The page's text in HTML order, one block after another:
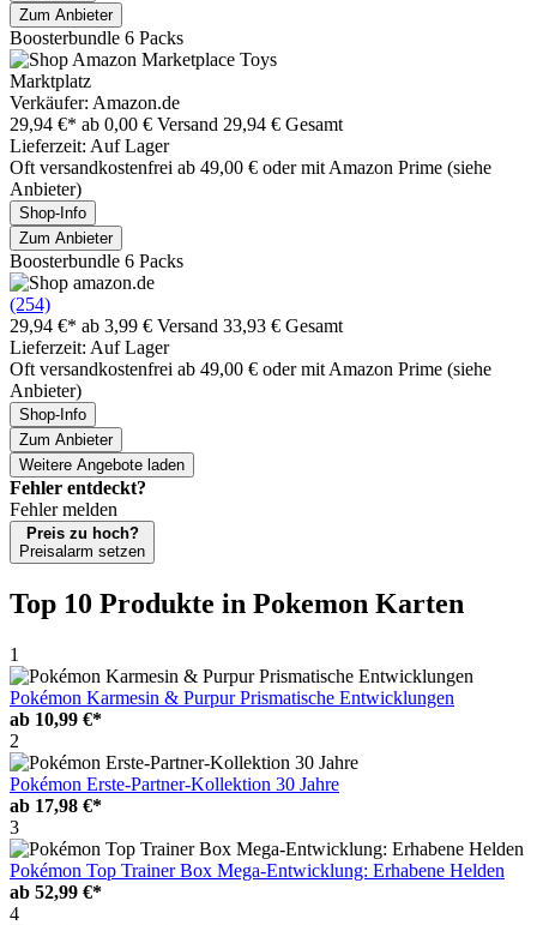
Zum Anbieter
Boosterbundle 6 Packs
Marktplatz
Verkäufer: Amazon.de
29,94 €* ab 0,00 € Versand 29,94 € Gesamt
Lieferzeit: Auf Lager
Oft versandkostenfrei ab 49,00 € oder mit Amazon Prime (siehe
Anbieter)
Shop-Info
Zum Anbieter
Boosterbundle 6 Packs
(254)
29,94 €* ab 3,99 € Versand 33,93 € Gesamt
Lieferzeit: Auf Lager
Oft versandkostenfrei ab 49,00 € oder mit Amazon Prime (siehe
Anbieter)
Shop-Info
Zum Anbieter
Weitere Angebote laden
Fehler entdeckt?
Fehler melden
Preis zu hoch?
Preisalarm setzen
Top 10 Produkte in Pokemon Karten
1
Pokémon Karmesin & Purpur Prismatische Entwicklungen
ab 10,99 €*
2
Pokémon Erste-Partner-Kollektion 30 Jahre
ab 17,98 €*
3
Pokémon Top Trainer Box Mega-Entwicklung: Erhabene Helden
ab 52,99 €*
4